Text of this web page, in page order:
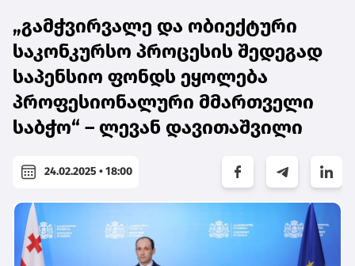
„გამჭვირვალე და ობიექტური
საკონკურსო პროცესის შედეგად
საპენსიო ფონდს ეყოლება
პროფესიონალური მმართველი
საბჭო“ – ლევან დავითაშვილი
24.02.2025 • 18:00